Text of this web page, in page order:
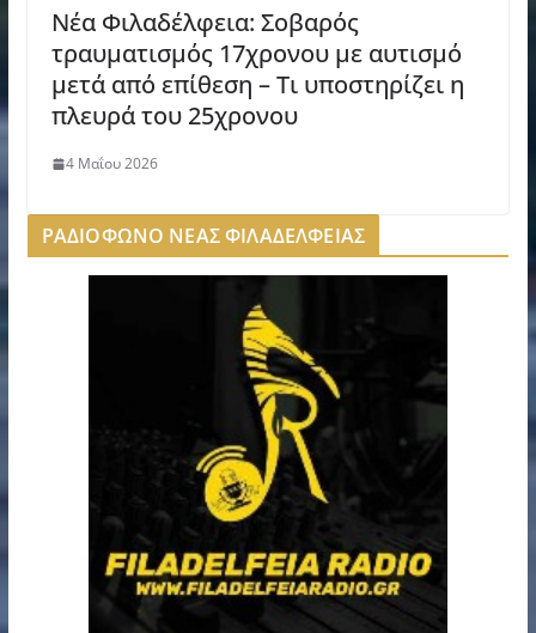
Νέα Φιλαδέλφεια: Σοβαρός
τραυματισμός 17χρονου με αυτισμό
μετά από επίθεση – Τι υποστηρίζει η
πλευρά του 25χρονου
4 Μαΐου 2026
ΡΑΔΙΟΦΩΝΟ ΝΕΑΣ ΦΙΛΑΔΕΛΦΕΙΑΣ